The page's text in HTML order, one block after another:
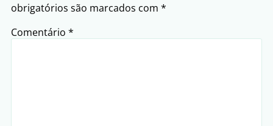
obrigatórios são marcados com *
Comentário *